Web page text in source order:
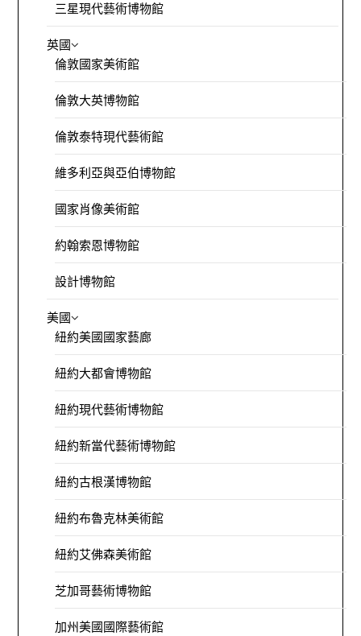
三星現代藝術博物館
英國
倫敦國家美術館
倫敦大英博物館
倫敦泰特現代藝術館
維多利亞與亞伯博物館
國家肖像美術館
約翰索恩博物館
設計博物館
美國
紐約美國國家藝廊
紐約大都會博物館
紐約現代藝術博物館
紐約新當代藝術博物館
紐約古根漢博物館
紐約布魯克林美術館
紐約艾佛森美術館
芝加哥藝術博物館
加州美國國際藝術館